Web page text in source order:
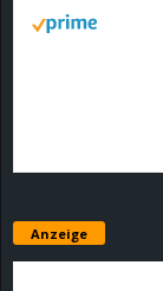
Anzeige